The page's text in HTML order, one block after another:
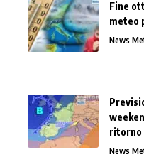
Fine
meteo
News
ritorno
News